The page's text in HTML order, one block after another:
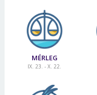
MÉRLEG
IX. 23. - X. 22.